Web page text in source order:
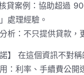
貸案例：協助超過
處理經驗。
析：不只提供貸款，
諾】 在這個資訊不對
：利率、手續費公開